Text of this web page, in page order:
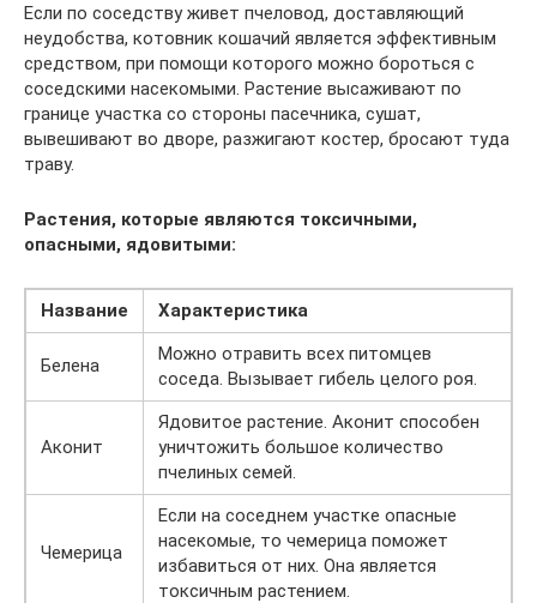
Если по соседству живет пчеловод, доставляющий
неудобства, котовник кошачий является эффективным
средством, при помощи которого можно бороться с
соседскими насекомыми. Растение высаживают по
границе участка со стороны пасечника, сушат,
вывешивают во дворе, разжигают костер, бросают туда
траву.
Растения, которые являются токсичными,
опасными, ядовитыми:
Название Характеристика
Белена
Можно отравить всех питомцев
соседа. Вызывает гибель целого роя.
Аконит
Ядовитое растение. Аконит способен
уничтожить большое количество
пчелиных семей.
Чемерица
Если на соседнем участке опасные
насекомые, то чемерица поможет
избавиться от них. Она является
токсичным растением.